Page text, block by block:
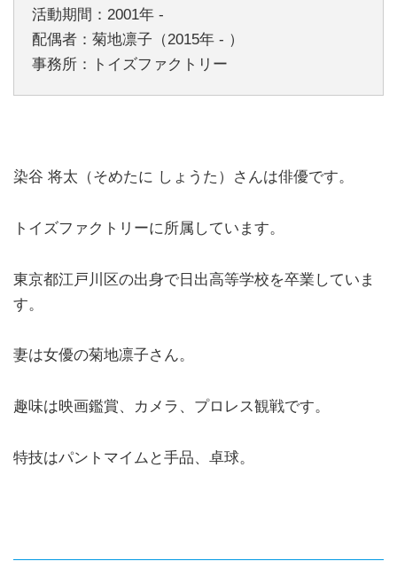
活動期間：2001年 -
配偶者：菊地凛子（2015年 - ）
事務所：トイズファクトリー
染谷 将太（そめたに しょうた）さんは俳優です。
トイズファクトリーに所属しています。
東京都江戸川区の出身で日出高等学校を卒業していま
す。
妻は女優の菊地凛子さん。
趣味は映画鑑賞、カメラ、プロレス観戦です。
特技はパントマイムと手品、卓球。